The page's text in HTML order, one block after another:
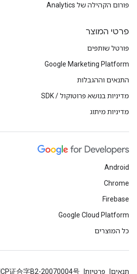
פורום הקהילה של Analytics
פרטי המוצר
פורטל שותפים
Google Marketing Platform
התנאים וההגבלות
מדיניות בנושא פרוטוקול / SDK
מדיניות מיתוג
Android
Chrome
Firebase
Google Cloud Platform
כל המוצרים
תנאים פרטיות ICP证合字B2-20070004号